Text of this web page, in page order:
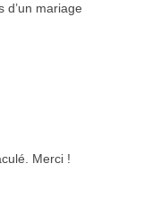
d’un mariage
Merci !